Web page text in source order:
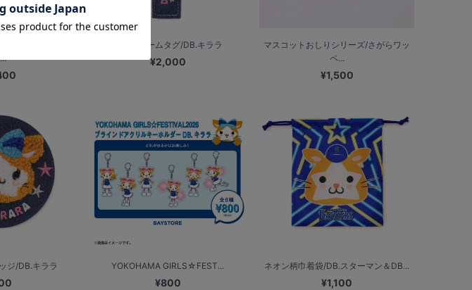
ーズ/カラビナ付
デニムネームタグ/DB.キララ
¥2,000
マスコットおしりシリーズ/さがらワッ
ペ...
¥1,500
ジ/DB.キララ YOKOHAMA GIRLS☆FEST...
¥800
ネオン柄巾着袋/DB.スターマン＆DB...
¥1,100